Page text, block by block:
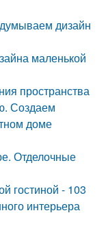
дизайн
маленькой
пространства
Создаем
доме
Отделочные
гостиной - 103
интерьера